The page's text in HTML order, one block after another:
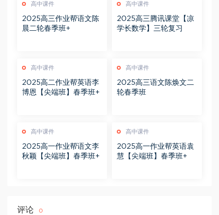
高中课件
2025高三作业帮语文陈
晨二轮春季班+
高中课件
2025高三腾讯课堂【凉
学长数学】三轮复习
高中课件
2025高二作业帮英语李
博恩【尖端班】春季班+
高中课件
2025高三语文陈焕文二
轮春季班
高中课件
2025高一作业帮语文李
秋颖【尖端班】春季班+
高中课件
2025高一作业帮英语袁
慧【尖端班】春季班+
评论 0